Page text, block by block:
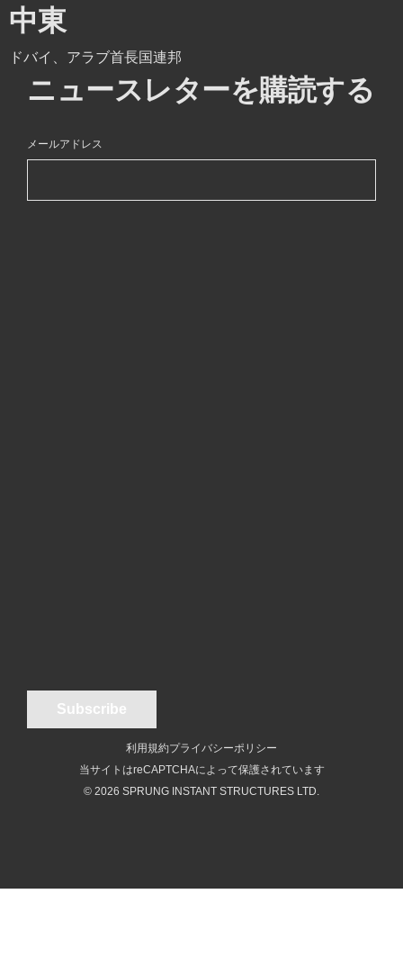
中東
ドバイ、アラブ首長国連邦
ニュースレターを購読する
メールアドレス
利用規約プライバシーポリシー
当サイトはreCAPTCHAによって保護されています
© 2026 SPRUNG INSTANT STRUCTURES LTD.